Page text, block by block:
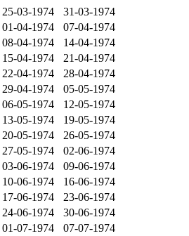
25-03-1974
31-03-1974
01-04-1974
07-04-1974
08-04-1974
14-04-1974
15-04-1974
21-04-1974
22-04-1974
28-04-1974
29-04-1974
05-05-1974
06-05-1974
12-05-1974
13-05-1974
19-05-1974
20-05-1974
26-05-1974
27-05-1974
02-06-1974
03-06-1974
09-06-1974
10-06-1974
16-06-1974
17-06-1974
23-06-1974
24-06-1974
30-06-1974
01-07-1974
07-07-1974